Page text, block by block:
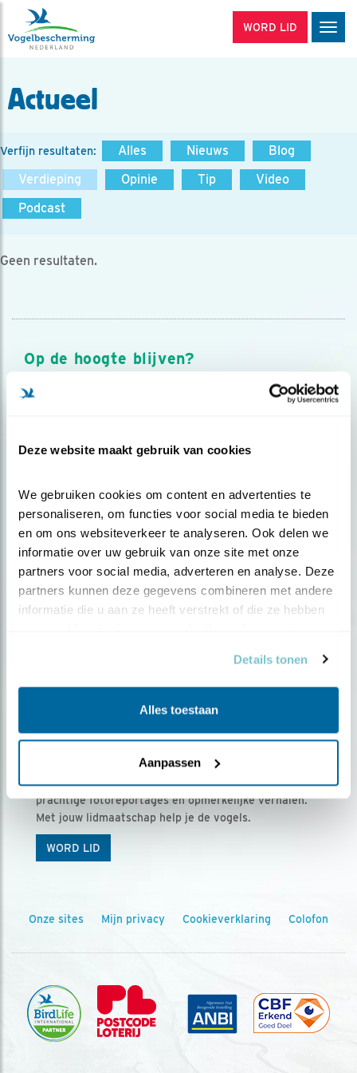
Deze website maakt gebruik van cookies
We gebruiken cookies om content en advertenties te
personaliseren, om functies voor social media te bieden
en om ons websiteverkeer te analyseren. Ook delen we
informatie over uw gebruik van onze site met onze
partners voor social media, adverteren en analyse. Deze
partners kunnen deze gegevens combineren met andere
informatie die u aan ze heeft verstrekt of die ze hebben
Details tonen
Alles toestaan
Aanpassen
WORD LID
Actueel
Verfijn resultaten: Alles Nieuws
Blog
Verdieping
Opinie Tip
Video
Podcast
Geen resultaten.
Op de hoogte blijven?
Meld je aan en ontvang nieuws, inspiratie, acties en tips
over vogels en activiteiten van Vogelbescherming.
Ontvang 5 x Vogels voor € 36,00 per jaar
Vogels is het tijdschrift voor onze leden, met
prachtige fotoreportages en opmerkelijke verhalen.
Met jouw lidmaatschap help je de vogels.
WORD LID
Onze sites Mijn privacy Cookieverklaring Colofon